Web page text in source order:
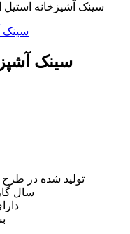
سینک
تولید شده در
۱۰ سال